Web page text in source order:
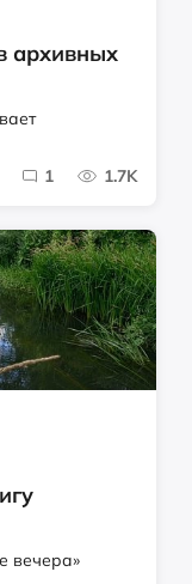
архивных
1 1.7K
вечера»